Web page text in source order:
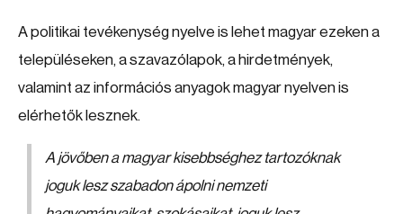
A politikai tevékenység nyelve is lehet magyar ezeken a
településeken, a szavazólapok, a hirdetmények,
valamint az információs anyagok magyar nyelven is
elérhetők lesznek.
A jövőben a magyar kisebbséghez tartozóknak
joguk lesz szabadon ápolni nemzeti